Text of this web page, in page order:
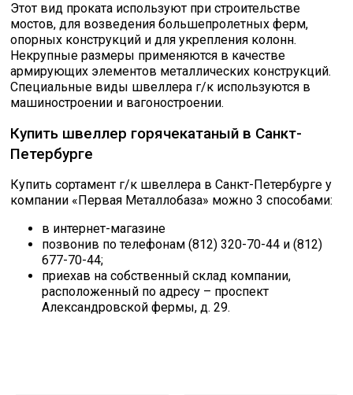
Этот вид проката используют при строительстве
мостов, для возведения большепролетных ферм,
опорных конструкций и для укрепления колонн.
Некрупные размеры применяются в качестве
армирующих элементов металлических конструкций.
Специальные виды швеллера г/к используются в
машиностроении и вагоностроении.
Купить швеллер горячекатаный в Санкт-
Петербурге
Купить сортамент г/к швеллера в Санкт-Петербурге у
компании «Первая Металлобаза» можно 3 способами:
в интернет-магазине
позвонив по телефонам (812) 320-70-44 и (812)
677-70-44;
приехав на собственный склад компании,
расположенный по адресу – проспект
Александровской фермы, д. 29.